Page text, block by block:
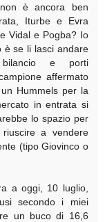
è ancora ben
Iturbe e Evra
Vidal e Pogba? Io
è se li lasci andare
e porti
affermato
Hummels per la
in entrata si
lo spazio per
a vendere
(tipo Giovinco o
a oggi, 10 luglio,
secondo i miei
un buco di 16,6